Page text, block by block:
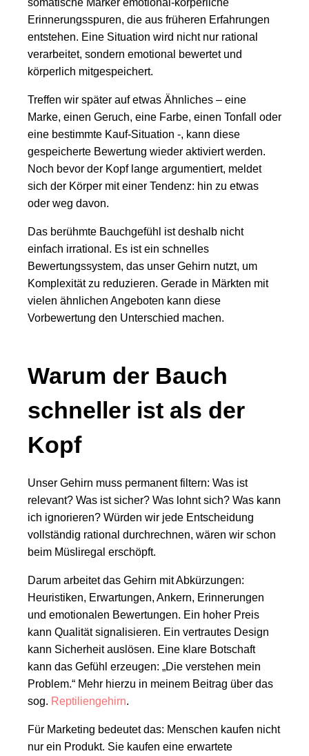
Erinnerungsspuren, die aus früheren Erfahrungen
entstehen. Eine Situation wird nicht nur rational
verarbeitet, sondern emotional bewertet und
körperlich mitgespeichert.
Treffen wir später auf etwas Ähnliches – eine
Marke, einen Geruch, eine Farbe, einen Tonfall oder
eine bestimmte Kauf-Situation -, kann diese
gespeicherte Bewertung wieder aktiviert werden.
Noch bevor der Kopf lange argumentiert, meldet
sich der Körper mit einer Tendenz: hin zu etwas
oder weg davon.
Das berühmte Bauchgefühl ist deshalb nicht
einfach irrational. Es ist ein schnelles
Bewertungssystem, das unser Gehirn nutzt, um
Komplexität zu reduzieren. Gerade in Märkten mit
vielen ähnlichen Angeboten kann diese
Vorbewertung den Unterschied machen.
Warum der Bauch
schneller ist als der
Kopf
Unser Gehirn muss permanent filtern: Was ist
relevant? Was ist sicher? Was lohnt sich? Was kann
ich ignorieren? Würden wir jede Entscheidung
vollständig rational durchrechnen, wären wir schon
beim Müsliregal erschöpft.
Darum arbeitet das Gehirn mit Abkürzungen:
Heuristiken, Erwartungen, Ankern, Erinnerungen
und emotionalen Bewertungen. Ein hoher Preis
kann Qualität signalisieren. Ein vertrautes Design
kann Sicherheit auslösen. Eine klare Botschaft
kann das Gefühl erzeugen: „Die verstehen mein
Problem.“ Mehr hierzu in meinem Beitrag über das
sog. Reptiliengehirn.
Für Marketing bedeutet das: Menschen kaufen nicht
nur ein Produkt. Sie kaufen eine erwartete